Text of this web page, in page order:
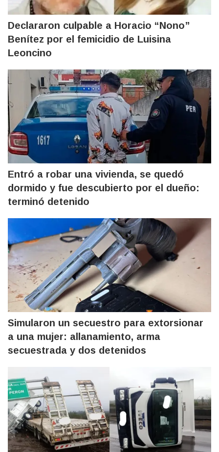
Declararon culpable a Horacio “Nono”
Benítez por el femicidio de Luisina
Leoncino
Entró a robar una vivienda, se quedó
dormido y fue descubierto por el dueño:
terminó detenido
Simularon un secuestro para extorsionar
a una mujer: allanamiento, arma
secuestrada y dos detenidos